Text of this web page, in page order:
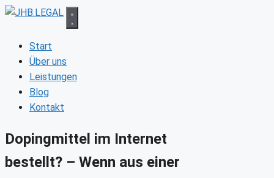
Zum
springenStart
Über uns
Leistungen
Blog
Kontakt
Dopingmittel im Internet
bestellt? – Wenn aus einer